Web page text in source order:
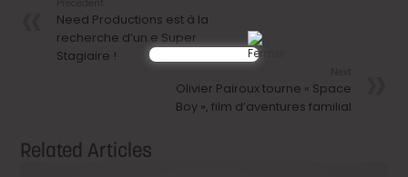
Need Productions est à la
recherche d’un.e Super
Stagiaire !
Olivier Pairoux tourne « Space
Boy », film d’aventures familial
Related Articles